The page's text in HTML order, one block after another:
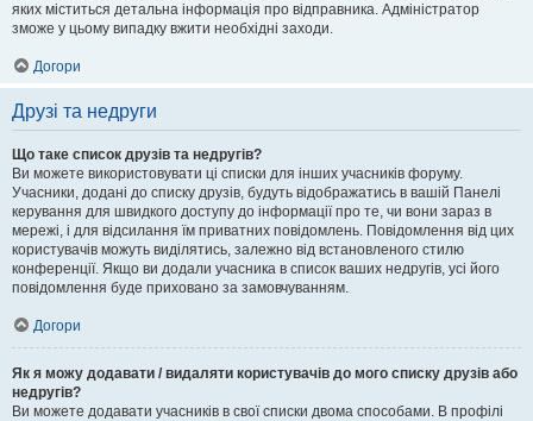
яких міститься детальна інформація про відправника. Адміністратор
зможе у цьому випадку вжити необхідні заходи.
Догори
Друзі та недруги
Що таке список друзів та недругів?
Ви можете використовувати ці списки для інших учасників форуму.
Учасники, додані до списку друзів, будуть відображатись в вашій Панелі
керування для швидкого доступу до інформації про те, чи вони зараз в
мережі, і для відсилання їм приватних повідомлень. Повідомлення від цих
користувачів можуть виділятись, залежно від встановленого стилю
конференції. Якщо ви додали учасника в список ваших недругів, усі його
повідомлення буде приховано за замовчуванням.
Догори
Як я можу додавати / видаляти користувачів до мого списку друзів або
недругів?
Ви можете додавати учасників в свої списки двома способами. В профілі